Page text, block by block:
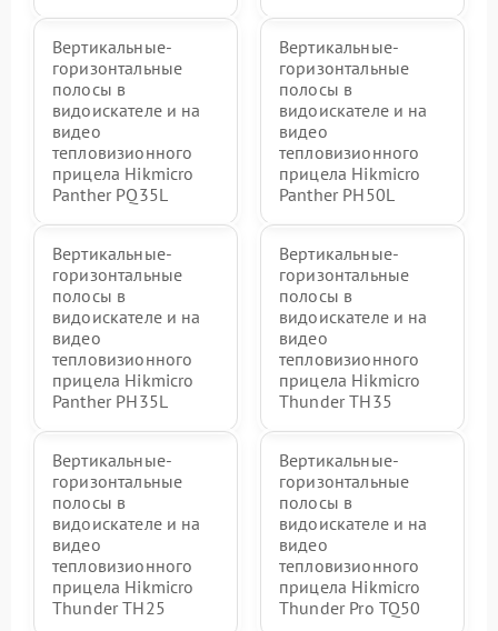
Вертикальные-
горизонтальные
полосы в
видоискателе и на
видео
тепловизионного
прицела Hikmicro
Panther PQ35L
Вертикальные-
горизонтальные
полосы в
видоискателе и на
видео
тепловизионного
прицела Hikmicro
Panther PH50L
Вертикальные-
горизонтальные
полосы в
видоискателе и на
видео
тепловизионного
прицела Hikmicro
Panther PH35L
Вертикальные-
горизонтальные
полосы в
видоискателе и на
видео
тепловизионного
прицела Hikmicro
Thunder TH35
Вертикальные-
горизонтальные
полосы в
видоискателе и на
видео
тепловизионного
прицела Hikmicro
Thunder TH25
Вертикальные-
горизонтальные
полосы в
видоискателе и на
видео
тепловизионного
прицела Hikmicro
Thunder Pro TQ50